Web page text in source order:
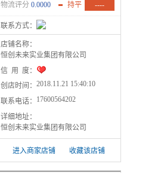
物流评分 0.0000 持平 ----
联系方式：
店铺名称：
恒创未来实业集团有限公司
信 用 度：
创店时间： 2018.11.21 15:40:10
联系电话： 17600564202
详细地址：
恒创未来实业集团有限公司
进入商家店铺 收藏该店铺